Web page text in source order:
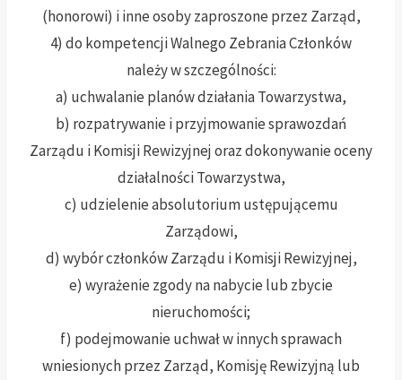
(honorowi) i inne osoby zaproszone przez Zarząd,
4) do kompetencji Walnego Zebrania Członków
należy w szczególności:
a) uchwalanie planów działania Towarzystwa,
b) rozpatrywanie i przyjmowanie sprawozdań
Zarządu i Komisji Rewizyjnej oraz dokonywanie oceny
działalności Towarzystwa,
c) udzielenie absolutorium ustępującemu
Zarządowi,
d) wybór członków Zarządu i Komisji Rewizyjnej,
e) wyrażenie zgody na nabycie lub zbycie
nieruchomości;
f) podejmowanie uchwał w innych sprawach
wniesionych przez Zarząd, Komisję Rewizyjną lub